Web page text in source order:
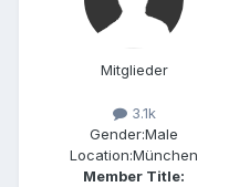
Mitglieder
3.1k
Gender:Male
Location:München
Member Title: